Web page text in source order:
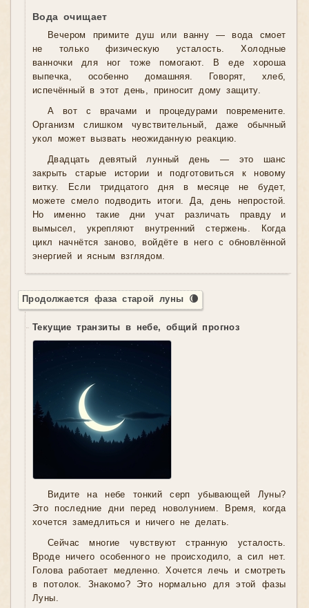
Вода очищает
Вечером примите душ или ванну — вода смоет
не только физическую усталость. Холодные
ванночки для ног тоже помогают. В еде хороша
выпечка, особенно домашняя. Говорят, хлеб,
испечённый в этот день, приносит дому защиту.
А вот с врачами и процедурами повремените.
Организм слишком чувствительный, даже обычный
укол может вызвать неожиданную реакцию.
Двадцать девятый лунный день — это шанс
закрыть старые истории и подготовиться к новому
витку. Если тридцатого дня в месяце не будет,
можете смело подводить итоги. Да, день непростой.
Но именно такие дни учат различать правду и
вымысел, укрепляют внутренний стержень. Когда
цикл начнётся заново, войдёте в него с обновлённой
энергией и ясным взглядом.
Продолжается фаза старой луны 🌘
Текущие транзиты в небе, общий прогноз
Видите на небе тонкий серп убывающей Луны?
Это последние дни перед новолунием. Время, когда
хочется замедлиться и ничего не делать.
Сейчас многие чувствуют странную усталость.
Вроде ничего особенного не происходило, а сил нет.
Голова работает медленно. Хочется лечь и смотреть
в потолок. Знакомо? Это нормально для этой фазы
Луны.